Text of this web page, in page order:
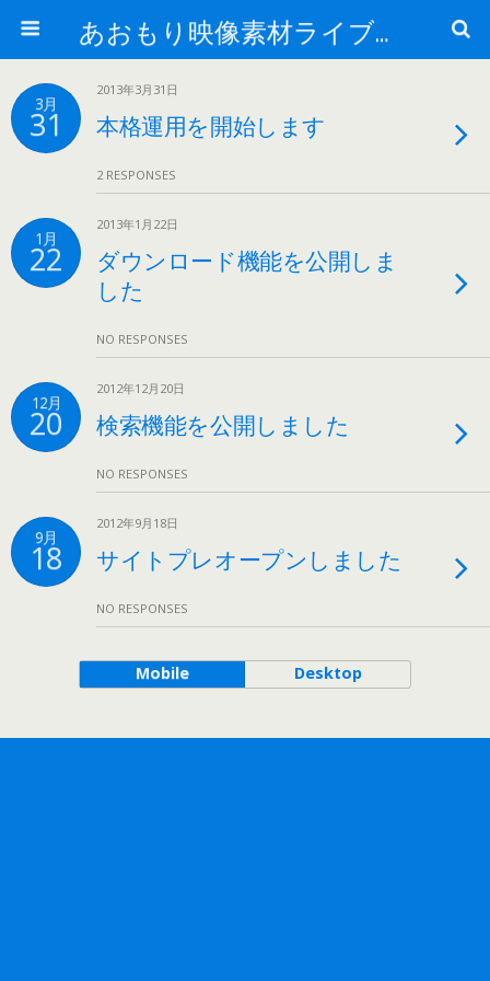
あおもり映像素材ライブラリー
3月
31
2013年3月31日
本格運用を開始します
2 RESPONSES
1月
22
2013年1月22日
ダウンロード機能を公開しま
した
NO RESPONSES
12月
20
2012年12月20日
検索機能を公開しました
NO RESPONSES
9月
18
2012年9月18日
サイトプレオープンしました
NO RESPONSES
Mobile Desktop